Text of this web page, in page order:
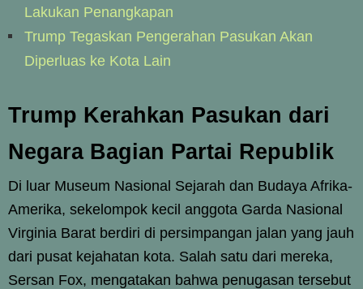
Lakukan Penangkapan
Trump Tegaskan Pengerahan Pasukan Akan
Diperluas ke Kota Lain
Trump Kerahkan Pasukan dari
Negara Bagian Partai Republik
Di luar Museum Nasional Sejarah dan Budaya Afrika-
Amerika, sekelompok kecil anggota Garda Nasional
Virginia Barat berdiri di persimpangan jalan yang jauh
dari pusat kejahatan kota. Salah satu dari mereka,
Sersan Fox, mengatakan bahwa penugasan tersebut